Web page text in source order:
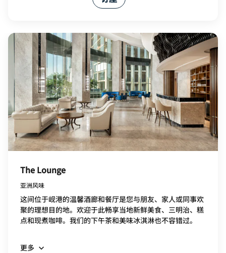
The Lounge
亚洲风味
这间位于岘港的温馨酒廊和餐厅是您与朋友、家人或同事欢
聚的理想目的地。欢迎于此畅享当地新鲜美食、三明治、糕
点和现煮咖啡。我们的下午茶和美味冰淇淋也不容错过。
更多